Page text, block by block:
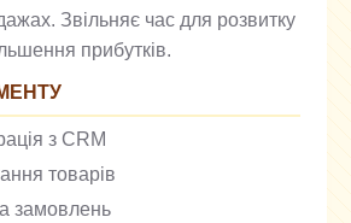
Звільняє час для розвитку
прибутків.
з CRM
товарів
замовлень